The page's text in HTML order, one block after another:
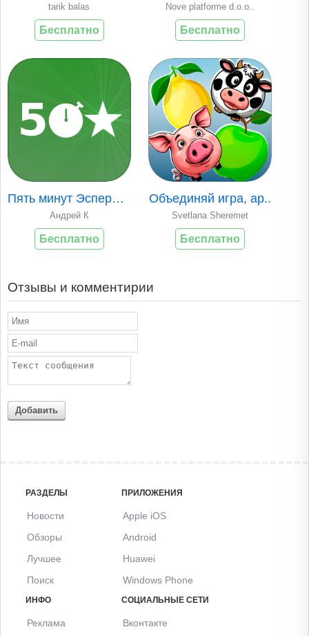
tarik balas
Бесплатно
Nove platforme d.o.o..
Бесплатно
Пять минут Эсперан..
Андрей К
Бесплатно
Объединяй игра, ар..
Svetlana Sheremet
Бесплатно
Отзывы и комментирии
Добавить
РАЗДЕЛЫ
Новости
Обзоры
Лучшее
Поиск
ПРИЛОЖЕНИЯ
Apple iOS
Android
Huawei
Windows Phone
ИНФО
Реклама
СОЦИАЛЬНЫЕ СЕТИ
Вконтакте